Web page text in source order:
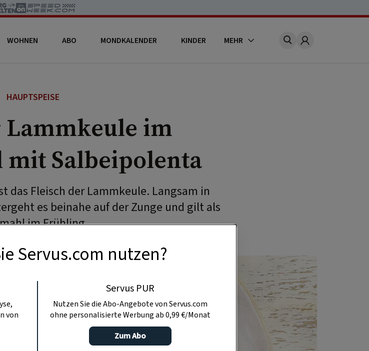
WOHNEN ABO MONDKALENDER KINDER MEHR Account
HAUPTSPEISE
im
mit Salbeipolenta
das Fleisch der Lammkeule. Langsam in
es beinahe auf der Zunge und gilt als
im Frühling.
Servus.com nutzen?
von
Servus PUR
Nutzen Sie die Abo-Angebote von Servus.com
ohne personalisierte Werbung ab 0,99 €/Monat
Zum Abo